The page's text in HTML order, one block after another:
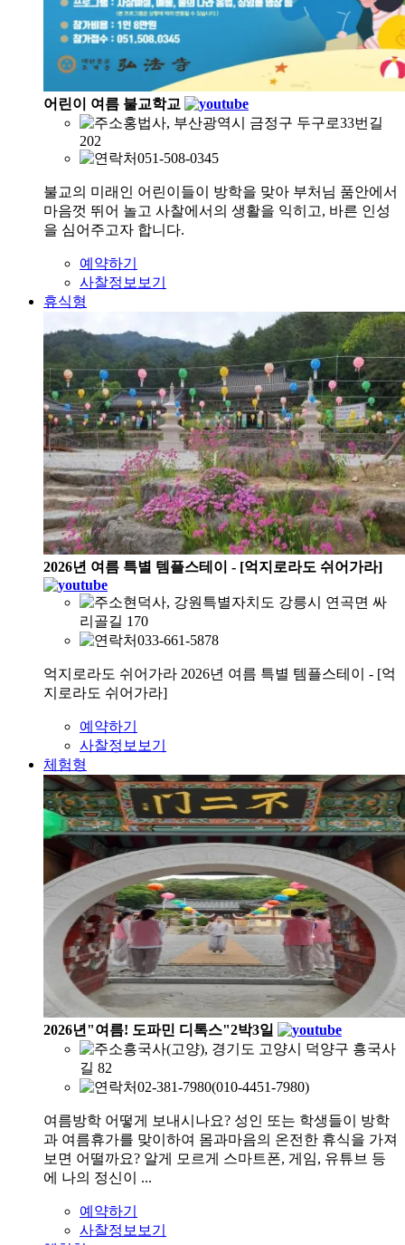
어린이 여름 불교학교
홍법사, 부산광역시 금정구 두구로33번길
202
051-508-0345
불교의 미래인 어린이들이 방학을 맞아 부처님 품안에서
마음껏 뛰어 놀고 사찰에서의 생활을 익히고, 바른 인성
을 심어주고자 합니다.
예약하기
사찰정보보기
휴식형
2026년 여름 특별 템플스테이 - [억지로라도 쉬어가라]
현덕사, 강원특별자치도 강릉시 연곡면 싸
리골길 170
033-661-5878
억지로라도 쉬어가라 2026년 여름 특별 템플스테이 - [억
지로라도 쉬어가라]
예약하기
사찰정보보기
체험형
2026년"여름! 도파민 디톡스"2박3일
흥국사(고양), 경기도 고양시 덕양구 흥국사
길 82
02-381-7980(010-4451-7980)
여름방학 어떻게 보내시나요? 성인 또는 학생들이 방학
과 여름휴가를 맞이하여 몸과마음의 온전한 휴식을 가져
보면 어떨까요? 알게 모르게 스마트폰, 게임, 유튜브 등
에 나의 정신이 ...
예약하기
사찰정보보기